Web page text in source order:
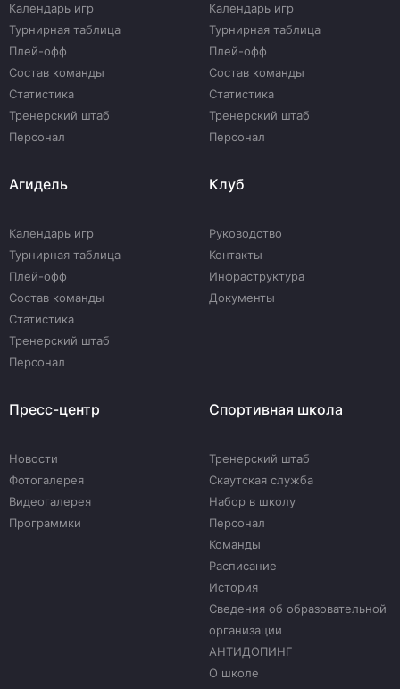
Календарь игр
Турнирная таблица
Плей-офф
Состав команды
Статистика
Тренерский штаб
Персонал
Календарь игр
Турнирная таблица
Плей-офф
Состав команды
Статистика
Тренерский штаб
Персонал
Агидель
Календарь игр
Турнирная таблица
Плей-офф
Состав команды
Статистика
Тренерский штаб
Персонал
Клуб
Руководство
Контакты
Инфраструктура
Документы
Пресс-центр
Новости
Фотогалерея
Видеогалерея
Программки
Спортивная школа
Тренерский штаб
Скаутская служба
Набор в школу
Персонал
Команды
Расписание
История
Сведения об образовательной
организации
АНТИДОПИНГ
О школе